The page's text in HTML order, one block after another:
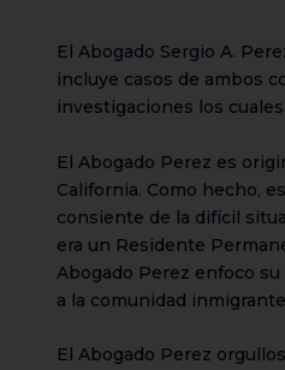
El Abogado Sergio A.
incluye casos de ambos
investigaciones los
El Abogado Perez es
California. Como hecho,
consiente de la difícil
era un Residente
Abogado Perez enfoco
a la comunidad
El Abogado Perez